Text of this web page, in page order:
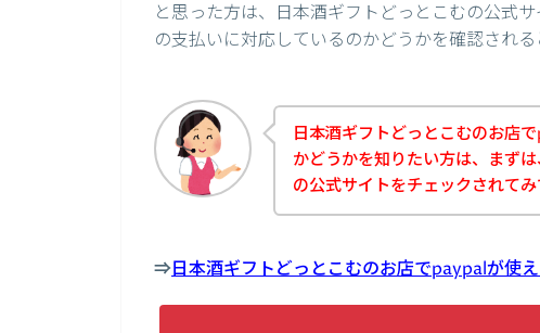
と思った方は、日本酒ギフトどっとこむの公式
の支払いに対応しているのかどうかを確認され
日本酒ギフトどっとこむのお店
かどうかを知りたい方は、まず
の公式サイトをチェックされて
⇒日本酒ギフトどっとこむのお店でpaypalが使